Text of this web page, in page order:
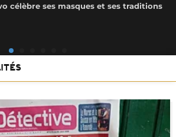
célèbre ses masques et ses traditions